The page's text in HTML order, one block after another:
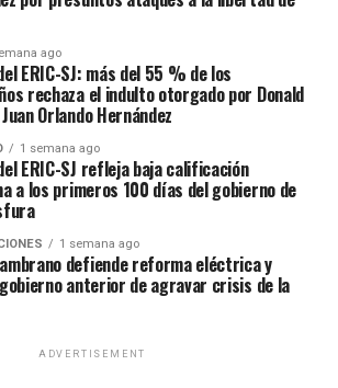
ago
ERIC-SJ: más del 55 % de los
rechaza el indulto otorgado por Donald
Orlando Hernández
1 semana ago
ERIC-SJ refleja baja calificación
a los primeros 100 días del gobierno de
1 semana ago
defiende reforma eléctrica y
anterior de agravar crisis de la
ADVERTISEMENT